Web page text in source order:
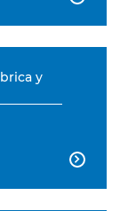
y
